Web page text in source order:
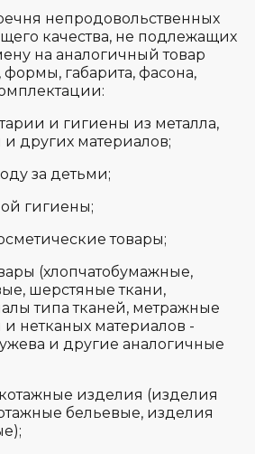
непродовольственных
качества, не подлежащих
на аналогичный товар
формы, габарита, фасона,
и гигиены из металла,
и других материалов;
за детьми;
гигиены;
товары;
(хлопчатобумажные,
шерстяные ткани,
типа тканей, метражные
и нетканых материалов -
и другие аналогичные
изделия (изделия
бельевые, изделия